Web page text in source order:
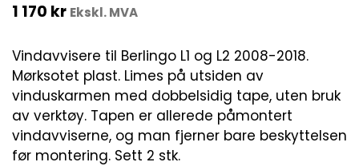
1 170 kr Ekskl. MVA
Vindavvisere til Berlingo L1 og L2 2008-2018.
Mørksotet plast. Limes på utsiden av
vinduskarmen med dobbelsidig tape, uten bruk
av verktøy. Tapen er allerede påmontert
vindavviserne, og man fjerner bare beskyttelsen
før montering. Sett 2 stk.